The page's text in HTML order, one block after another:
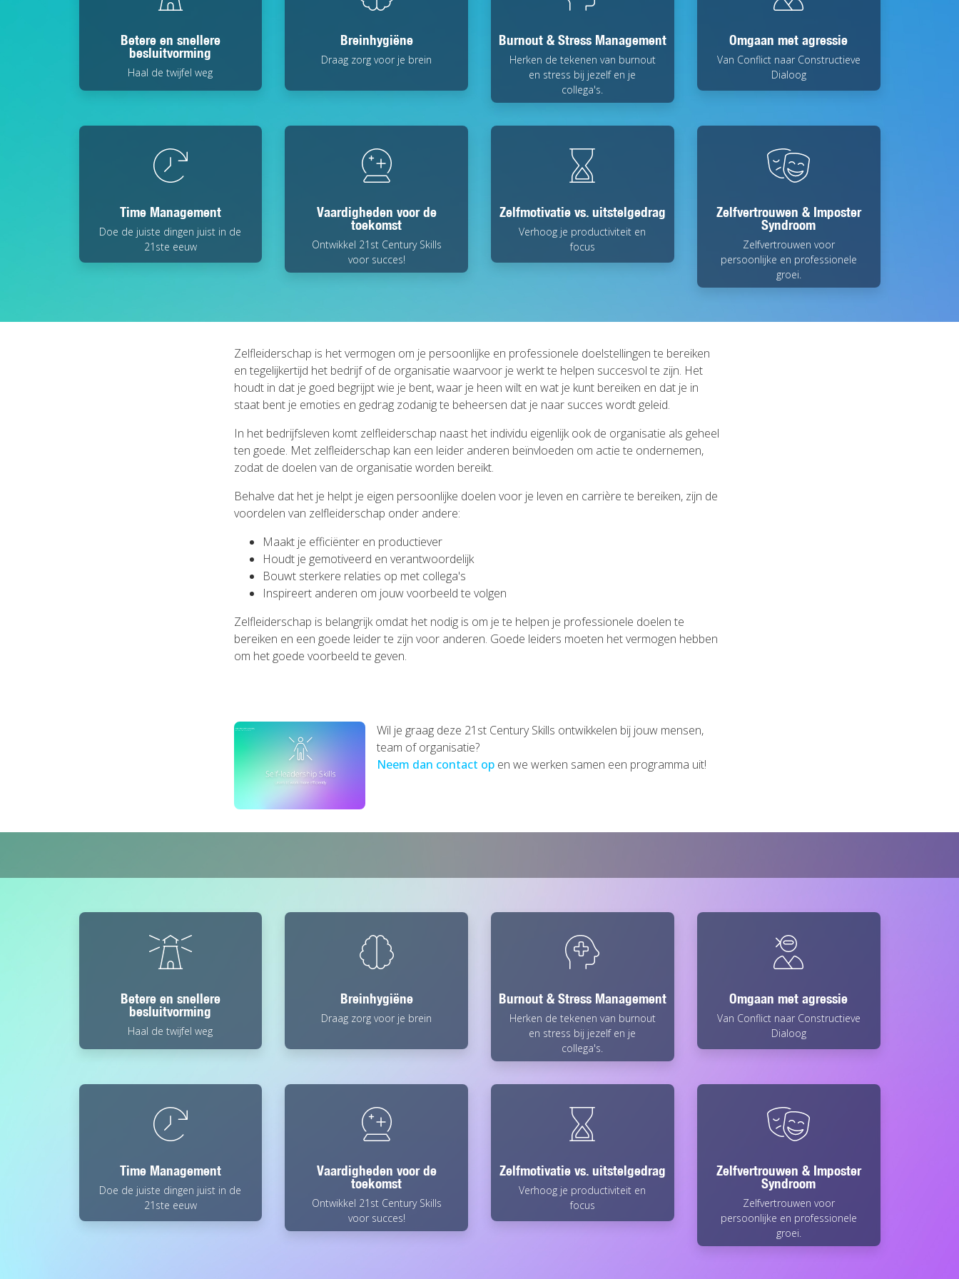
Betere en snellere
besluitvorming
Haal de twijfel weg
Breinhygiëne
Draag zorg voor je brein
Burnout & Stress Management
Herken de tekenen van burnout
en stress bij jezelf en je
collega's.
Omgaan met agressie
Van Conflict naar Constructieve
Dialoog
Time Management
Doe de juiste dingen juist in de
21ste eeuw
Vaardigheden voor de
toekomst
Ontwikkel 21st Century Skills
voor succes!
Zelfmotivatie vs. uitstelgedrag
Verhoog je productiviteit en
focus
Zelfvertrouwen & Imposter
Syndroom
Zelfvertrouwen voor
persoonlijke en professionele
groei.
Zelfleiderschap is het vermogen om je persoonlijke en professionele doelstellingen te bereiken
en tegelijkertijd het bedrijf of de organisatie waarvoor je werkt te helpen succesvol te zijn. Het
houdt in dat je goed begrijpt wie je bent, waar je heen wilt en wat je kunt bereiken en dat je in
staat bent je emoties en gedrag zodanig te beheersen dat je naar succes wordt geleid.
In het bedrijfsleven komt zelfleiderschap naast het individu eigenlijk ook de organisatie als geheel
ten goede. Met zelfleiderschap kan een leider anderen beïnvloeden om actie te ondernemen,
zodat de doelen van de organisatie worden bereikt.
Behalve dat het je helpt je eigen persoonlijke doelen voor je leven en carrière te bereiken, zijn de
voordelen van zelfleiderschap onder andere:
Maakt je efficiënter en productiever
Houdt je gemotiveerd en verantwoordelijk
Bouwt sterkere relaties op met collega's
Inspireert anderen om jouw voorbeeld te volgen
Zelfleiderschap is belangrijk omdat het nodig is om je te helpen je professionele doelen te
bereiken en een goede leider te zijn voor anderen. Goede leiders moeten het vermogen hebben
om het goede voorbeeld te geven.
Wil je graag deze 21st Century Skills ontwikkelen bij jouw mensen,
team of organisatie?
Neem dan contact op en we werken samen een programma uit!
Betere en snellere
besluitvorming
Haal de twijfel weg
Breinhygiëne
Draag zorg voor je brein
Burnout & Stress Management
Herken de tekenen van burnout
en stress bij jezelf en je
collega's.
Omgaan met agressie
Van Conflict naar Constructieve
Dialoog
Time Management
Doe de juiste dingen juist in de
21ste eeuw
Vaardigheden voor de
toekomst
Ontwikkel 21st Century Skills
voor succes!
Zelfmotivatie vs. uitstelgedrag
Verhoog je productiviteit en
focus
Zelfvertrouwen & Imposter
Syndroom
Zelfvertrouwen voor
persoonlijke en professionele
groei.